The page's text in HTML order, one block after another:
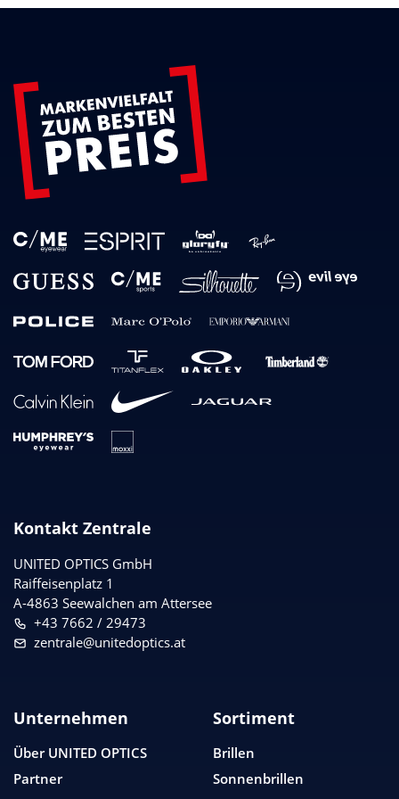
Kontakt Zentrale
UNITED OPTICS GmbH
Raiffeisenplatz 1
A-4863 Seewalchen am Attersee
+43 7662 / 29473
zentrale@unitedoptics.at
Unternehmen
Über UNITED OPTICS
Partner
Sortiment
Brillen
Sonnenbrillen